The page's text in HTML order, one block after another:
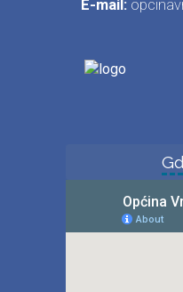
E-mail: